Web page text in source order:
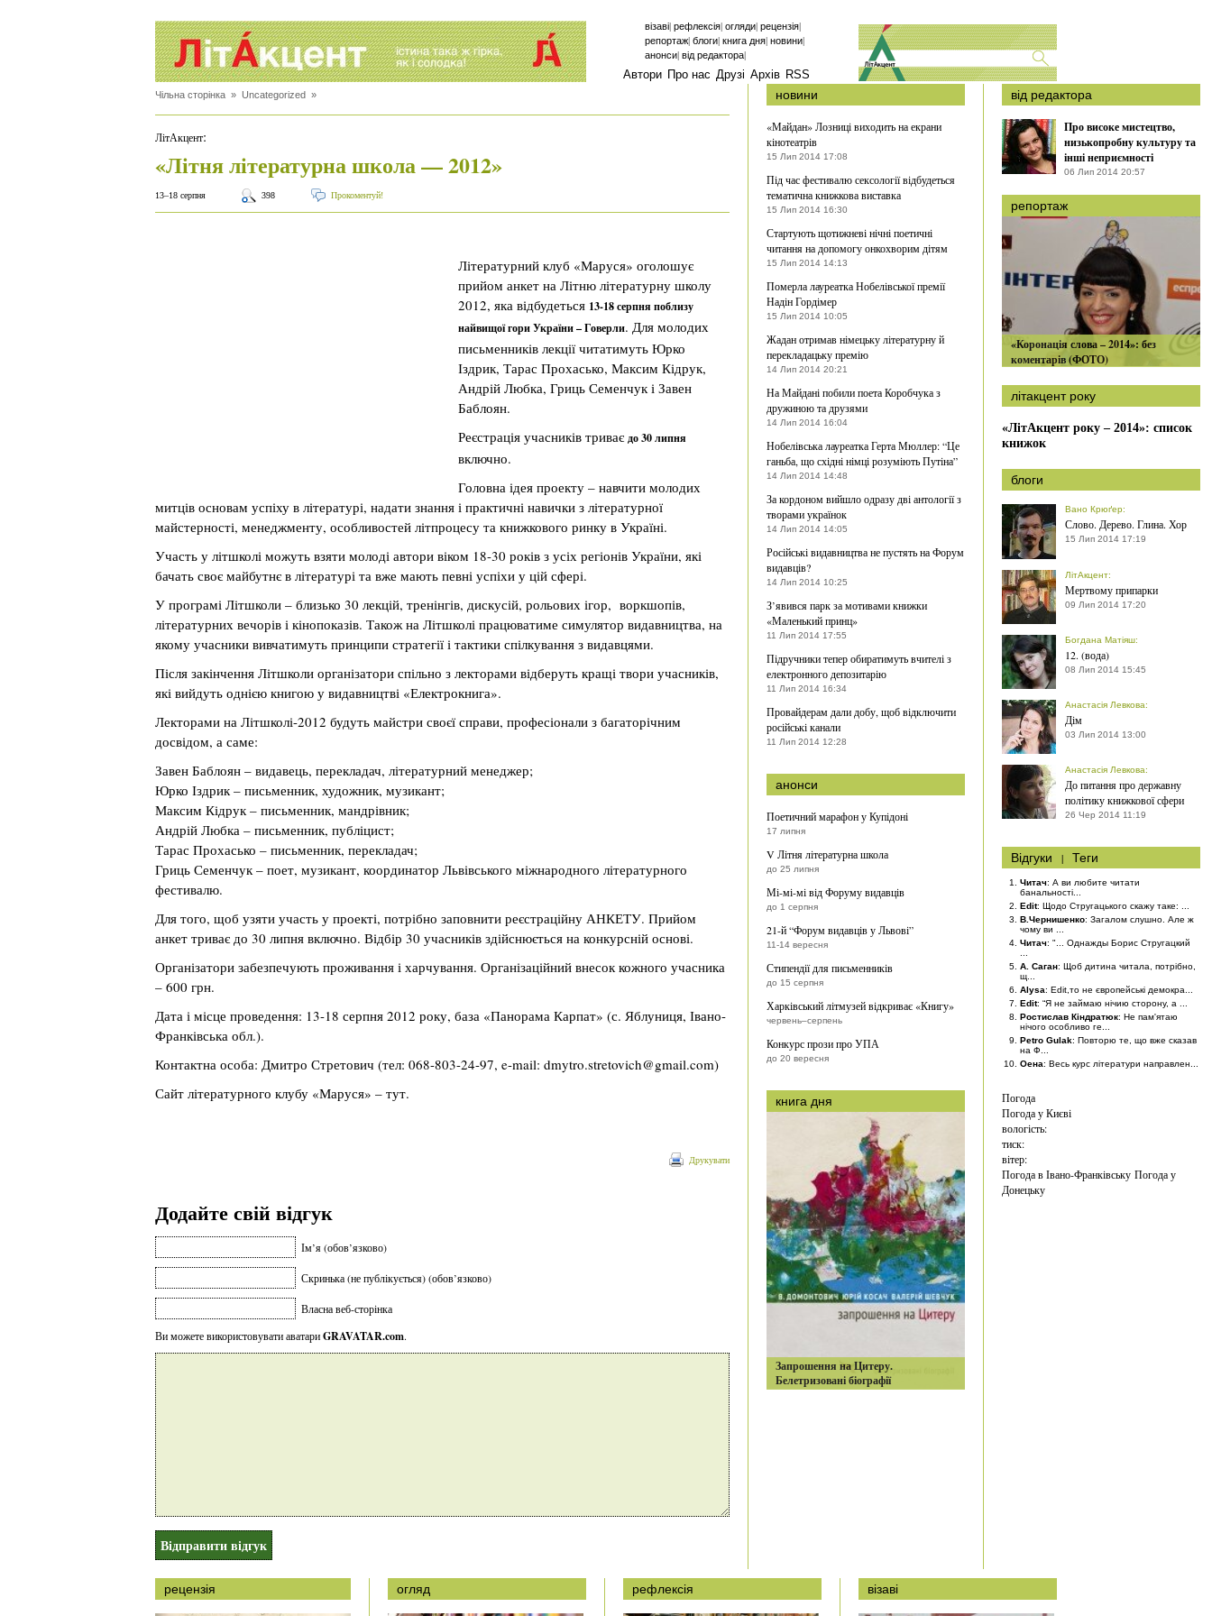
візаві| рефлексія| огляди| рецензія|
репортаж| блоги| книга дня| новини|
анонси| від редактора|
Автори Про нас Друзі Архів RSS
Чільна сторінка » Uncategorized »
ЛітАкцент:
«Літня літературна школа — 2012»
13–18 серпня 398 Прокоментуй!
Літературний клуб «Маруся» оголошує
прийом анкет на Літню літературну школу
2012, яка відбудеться 13-18 серпня поблизу
найвищої гори України – Говерли. Для молодих
письменників лекції читатимуть Юрко
Іздрик, Тарас Прохасько, Максим Кідрук,
Андрій Любка, Гриць Семенчук і Завен
Баблоян.
Реєстрація учасників триваєдо 30 липня
включно.
Головна ідея проекту – навчити молодих
митців основам успіху в літературі, надати знання і практичні навички з літературної
майстерності, менеджменту, особливостей літпроцесу та книжкового ринку в Україні.
Участь у літшколі можуть взяти молоді автори віком 18-30 років з усіх регіонів України, які
бачать своє майбутнє в літературі та вже мають певні успіхи у цій сфері.
У програмі Літшколи – близько 30 лекцій, тренінгів, дискусій, рольових ігор, воркшопів,
літературних вечорів і кінопоказів. Також на Літшколі працюватиме симулятор видавництва, на
якому учасники вивчатимуть принципи стратегії і тактики спілкування з видавцями.
Після закінчення Літшколи організатори спільно з лекторами відберуть кращі твори учасників,
які вийдуть однією книгою у видавництві «Електрокнига».
Лекторами на Літшколі-2012 будуть майстри своєї справи, професіонали з багаторічним
досвідом, а саме:
Завен Баблоян – видавець, перекладач, літературний менеджер;
Юрко Іздрик – письменник, художник, музикант;
Максим Кідрук – письменник, мандрівник;
Андрій Любка – письменник, публіцист;
Тарас Прохасько – письменник, перекладач;
Гриць Семенчук – поет, музикант, координатор Львівського міжнародного літературного
фестивалю.
Для того, щоб узяти участь у проекті, потрібно заповнити реєстраційну АНКЕТУ. Прийом
анкет триває до 30 липня включно. Відбір 30 учасників здійснюється на конкурсній основі.
Організатори забезпечують проживання і харчування. Організаційний внесок кожного учасника
– 600 грн.
Дата і місце проведення: 13-18 серпня 2012 року, база «Панорама Карпат» (с. Яблуниця, Івано-
Франківська обл.).
Контактна особа: Дмитро Стретович (тел: 068-803-24-97, e-mail: dmytro.stretovich@gmail.com)
Сайт літературного клубу «Маруся» – тут.
Друкувати
Додайте свій відгук
Ім’я (обов’язково)
Скринька (не публікується) (обов’язково)
Власна веб-сторінка
Ви можете використовувати аватариGRAVATAR.com.
новини
«Майдан» Лозниці виходить на екрани
кінотеатрів
15 Лип 2014 17:08
Під час фестивалю сексології відбудеться
тематична книжкова виставка
15 Лип 2014 16:30
Стартують щотижневі нічні поетичні
читання на допомогу онкохворим дітям
15 Лип 2014 14:13
Померла лауреатка Нобелівської премії
Надін Гордімер
15 Лип 2014 10:05
Жадан отримав німецьку літературну й
перекладацьку премію
14 Лип 2014 20:21
На Майдані побили поета Коробчука з
дружиною та друзями
14 Лип 2014 16:04
Нобелівська лауреатка Герта Мюллер: “Це
ганьба, що східні німці розуміють Путіна”
14 Лип 2014 14:48
За кордоном вийшло одразу дві антології з
творами українок
14 Лип 2014 14:05
Російські видавництва не пустять на Форум
видавців?
14 Лип 2014 10:25
З’явився парк за мотивами книжки
«Маленький принц»
11 Лип 2014 17:55
Підручники тепер обиратимуть вчителі з
електронного депозитарію
11 Лип 2014 16:34
Провайдерам дали добу, щоб відключити
російські канали
11 Лип 2014 12:28
анонси
Поетичний марафон у Купідоні
17 липня
V Літня літературна школа
до 25 липня
Мі-мі-мі від Форуму видавців
до 1 серпня
21-й “Форум видавців у Львові”
11-14 вересня
Стипендії для письменників
до 15 серпня
Харківський літмузей відкриває «Книгу»
червень–серпень
Конкурс прози про УПА
до 20 вересня
книга дня
Запрошення на Цитеру.
Белетризовані біографії
від редактора
Про високе мистецтво,
низькопробну культуру та
інші неприємності
06 Лип 2014 20:57
репортаж
«Коронація слова – 2014»: без
коментарів (ФОТО)
літакцент року
«ЛітАкцент року – 2014»: список
книжок
блоги
Вано Крюґер:
Слово. Дерево. Глина. Хор
15 Лип 2014 17:19
ЛітАкцент:
Мертвому припарки
09 Лип 2014 17:20
Богдана Матіяш:
12. (вода)
08 Лип 2014 15:45
Анастасія Левкова:
Дім
03 Лип 2014 13:00
Анастасія Левкова:
До питання про державну
політику книжкової сфери
26 Чер 2014 11:19
Відгуки | Теги
Читач: А ви любите читати
банальності...
Edit: Щодо Стругацького скажу таке: ...
В.Чернишенко: Загалом слушно. Але ж
чому ви ...
Читач: "... Однажды Борис Стругацкий
А. Саган: Щоб дитина читала, потрібно,
щ...
Alysa: Edit,то не європейські демокра...
Edit: “Я не займаю нічию сторону, а ...
Ростислав Кіндратюк: Не пам'ятаю
нічого особливо ге...
Petro Gulak: Повторю те, що вже сказав
на Ф...
Оена: Весь курс літератури направлен...
Погода
Погода уКиєві
вологість:
тиск:
вітер:
Погода в Івано-Франківську Погода у
Донецьку
рецензія огляд рефлексія візаві